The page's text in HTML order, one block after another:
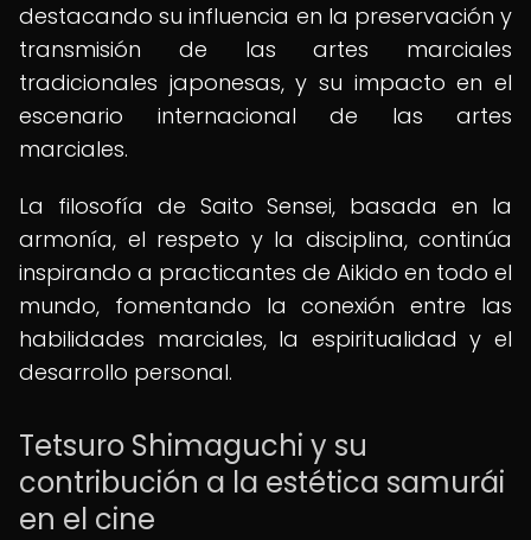
destacando su influencia en la preservación y
transmisión de las artes marciales
tradicionales japonesas, y su impacto en el
escenario internacional de las artes
marciales.
La filosofía de Saito Sensei, basada en la
armonía, el respeto y la disciplina, continúa
inspirando a practicantes de Aikido en todo el
mundo, fomentando la conexión entre las
habilidades marciales, la espiritualidad y el
desarrollo personal.
Tetsuro Shimaguchi y su
contribución a la estética samurái
en el cine